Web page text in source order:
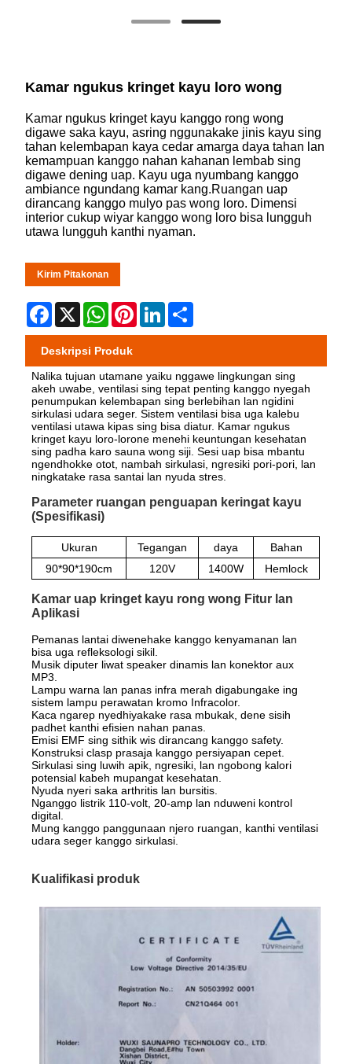
Kamar ngukus kringet kayu loro wong
Kamar ngukus kringet kayu kanggo rong wong
digawe saka kayu, asring nggunakake jinis kayu sing
tahan kelembapan kaya cedar amarga daya tahan lan
kemampuan kanggo nahan kahanan lembab sing
digawe dening uap. Kayu uga nyumbang kanggo
ambiance ngundang kamar kang.Ruangan uap
dirancang kanggo mulyo pas wong loro. Dimensi
interior cukup wiyar kanggo wong loro bisa lungguh
utawa lungguh kanthi nyaman.
Kirim Pitakonan
Facebook
X WhatsApp
PinterestLinkedIn
Deskripsi Produk
Nalika tujuan utamane yaiku nggawe lingkungan sing
akeh uwabe, ventilasi sing tepat penting kanggo nyegah
penumpukan kelembapan sing berlebihan lan ngidini
sirkulasi udara seger. Sistem ventilasi bisa uga kalebu
ventilasi utawa kipas sing bisa diatur. Kamar ngukus
kringet kayu loro-lorone menehi keuntungan kesehatan
sing padha karo sauna wong siji. Sesi uap bisa mbantu
ngendhokke otot, nambah sirkulasi, ngresiki pori-pori, lan
ningkatake rasa santai lan nyuda stres.
Parameter ruangan penguapan keringat kayu
(Spesifikasi)
Ukuran Tegangan daya
Bahan
90*90*190cm
120V 1400W Hemlock
Kamar uap kringet kayu rong wong Fitur lan
Aplikasi
Pemanas lantai diwenehake kanggo kenyamanan lan
bisa uga refleksologi sikil.
Musik diputer liwat speaker dinamis lan konektor aux
MP3.
Lampu warna lan panas infra merah digabungake ing
sistem lampu perawatan kromo Infracolor.
Kaca ngarep nyedhiyakake rasa mbukak, dene sisih
padhet kanthi efisien nahan panas.
Emisi EMF sing sithik wis dirancang kanggo safety.
Konstruksi clasp prasaja kanggo persiyapan cepet.
Sirkulasi sing luwih apik, ngresiki, lan ngobong kalori
potensial kabeh mupangat kesehatan.
Nyuda nyeri saka arthritis lan bursitis.
Nganggo listrik 110-volt, 20-amp lan nduweni kontrol
digital.
Mung kanggo panggunaan njero ruangan, kanthi ventilasi
udara seger kanggo sirkulasi.
Kualifikasi produk